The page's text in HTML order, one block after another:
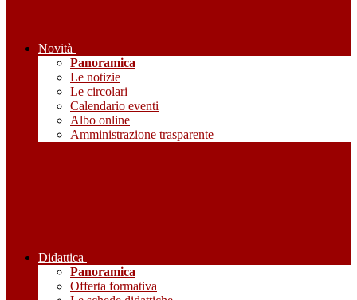
Novità
Panoramica
Le notizie
Le circolari
Calendario eventi
Albo online
Amministrazione trasparente
Didattica
Panoramica
Offerta formativa